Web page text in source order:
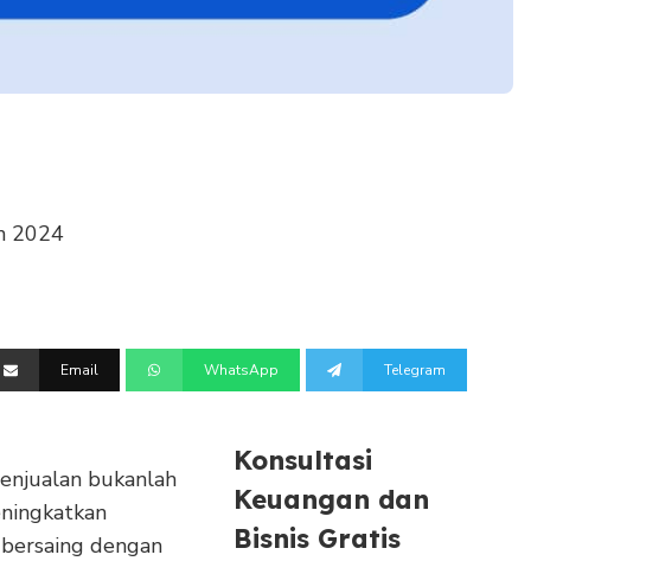
2024
Email WhatsApp Telegram
bukanlah
dengan
Konsultasi
Keuangan dan
Bisnis Gratis